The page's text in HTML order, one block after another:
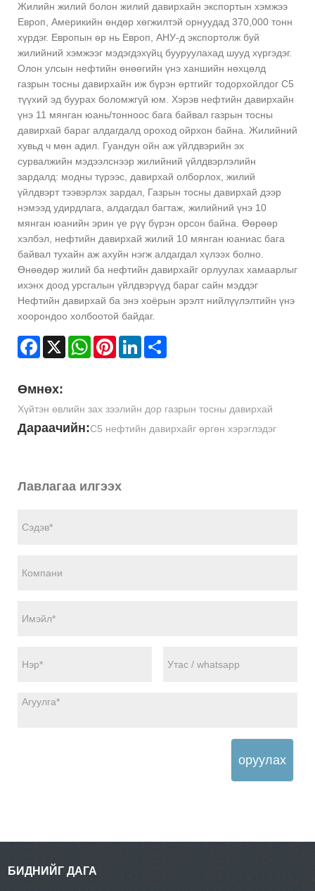
Жилийн жилий болон жилий давирхайн экспортын хэмжээ
Европ, Америкийн өндөр хөгжилтэй орнуудад 370,000 тонн
хүрдэг. Европын өр нь Европ, АНУ-д экспортолж буй
жилийний хэмжээг мэдэгдэхүйц бууруулахад шууд хүргэдэг.
Олон улсын нефтийн өнөөгийн үнэ ханшийн нөхцөлд
газрын тосны давирхайн иж бүрэн өртгийг тодорхойлдог С5
түүхий эд буурах боломжгүй юм. Хэрэв нефтийн давирхайн
үнэ 11 мянган юань/тонноос бага байвал газрын тосны
давирхай бараг алдагдалд ороход ойрхон байна. Жилийний
хувьд ч мөн адил. Гуандун ойн аж үйлдвэрийн эх
сурвалжийн мэдээлснээр жилийний үйлдвэрлэлийн
зардалд: модны түрээс, давирхай олборлох, жилий
үйлдвэрт тээвэрлэх зардал, Газрын тосны давирхай дээр
нэмээд удирдлага, алдагдал багтаж, жилийний үнэ 10
мянган юанийн эрин үе рүү бүрэн орсон байна. Өөрөөр
хэлбэл, нефтийн давирхай жилий 10 мянган юаниас бага
байвал тухайн аж ахуйн нэгж алдагдал хүлээх болно.
Өнөөдөр жилий ба нефтийн давирхайг орлуулах хамаарлыг
ихэнх доод урсгалын үйлдвэрүүд бараг сайн мэддэг
Нефтийн давирхай ба энэ хоёрын эрэлт нийлүүлэлтийн үнэ
хоорондоо холбоотой байдаг.
Facebook
X WhatsAppPinterestLinkedIn
Өмнөх:
Хүйтэн өвлийн зах зээлийн дор газрын тосны давирхай
Дараачийн:С5 нефтийн давирхайг өргөн хэрэглэдэг
Лавлагаа илгээх
оруулах
БИДНИЙГ ДАГА